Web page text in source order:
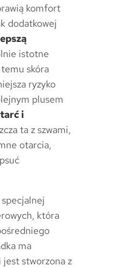
komfort
dodatkowej
istotne
skóra
ryzyko
plusem
i
ta z szwami,
otarcia,
która
ma
jest stworzona z